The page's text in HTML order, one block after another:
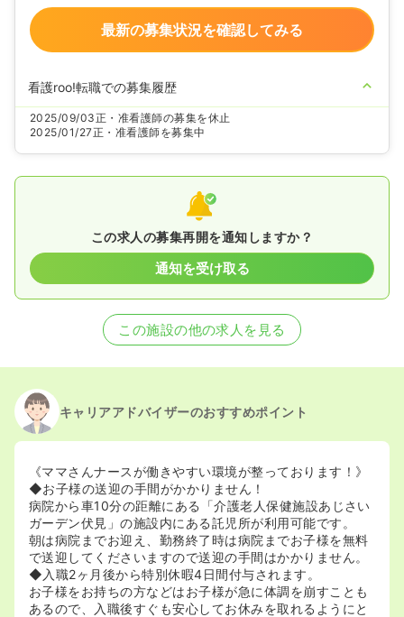
最新の募集状況を確認してみる
看護roo!転職での募集履歴
2025/09/03正・准看護師の募集を休止
2025/01/27正・准看護師を募集中
この求人の募集再開を通知しますか？
通知を受け取る
この施設の他の求人を見る
キャリアアドバイザーのおすすめポイント
《ママさんナースが働きやすい環境が整っております！》
◆お子様の送迎の手間がかかりません！
病院から車10分の距離にある「介護老人保健施設あじさい
ガーデン伏見」の施設内にある託児所が利用可能です。
朝は病院までお迎え、勤務終了時は病院までお子様を無料
で送迎してくださいますので送迎の手間はかかりません。
◆入職2ヶ月後から特別休暇4日間付与されます。
お子様をお持ちの方などはお子様が急に体調を崩すことも
あるので、入職後すぐも安心してお休みを取れるようにと